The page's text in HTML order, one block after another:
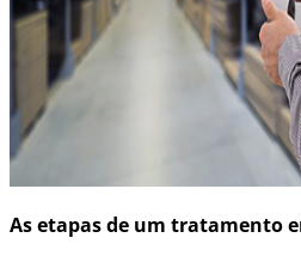
As etapas de um tratamento